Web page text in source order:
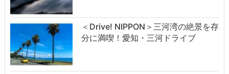
＜Drive! NIPPON＞三河湾の絶景を存
分に満喫！愛知・三河ドライブ